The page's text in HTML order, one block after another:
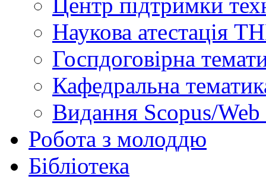
Наукова атестація
Госпдоговірна
Кафедральна
Видання Scopus/
Робота з молоддю
Бібліотека